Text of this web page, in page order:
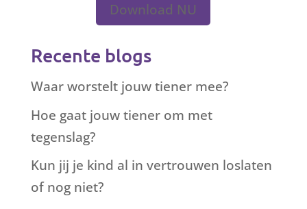
Download NU
Recente blogs
Waar worstelt jouw tiener mee?
Hoe gaat jouw tiener om met
tegenslag?
Kun jij je kind al in vertrouwen loslaten
of nog niet?